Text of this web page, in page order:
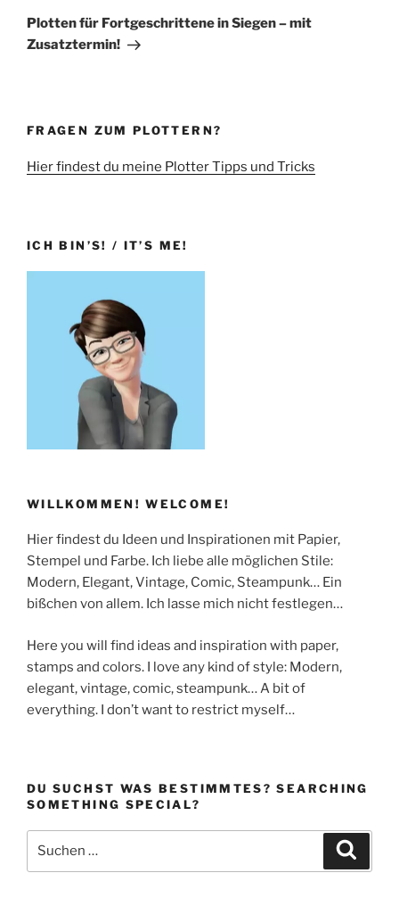
Beitrag
Plotten für Fortgeschrittene in Siegen – mit
Zusatztermin!
FRAGEN ZUM PLOTTERN?
Hier findest du meine Plotter Tipps und Tricks
ICH BIN’S! / IT’S ME!
WILLKOMMEN! WELCOME!
Hier findest du Ideen und Inspirationen mit Papier,
Stempel und Farbe. Ich liebe alle möglichen Stile:
Modern, Elegant, Vintage, Comic, Steampunk… Ein
bißchen von allem. Ich lasse mich nicht festlegen…
Here you will find ideas and inspiration with paper,
stamps and colors. I love any kind of style: Modern,
elegant, vintage, comic, steampunk… A bit of
everything. I don’t want to restrict myself…
DU SUCHST WAS BESTIMMTES? SEARCHING
SOMETHING SPECIAL?
nach: